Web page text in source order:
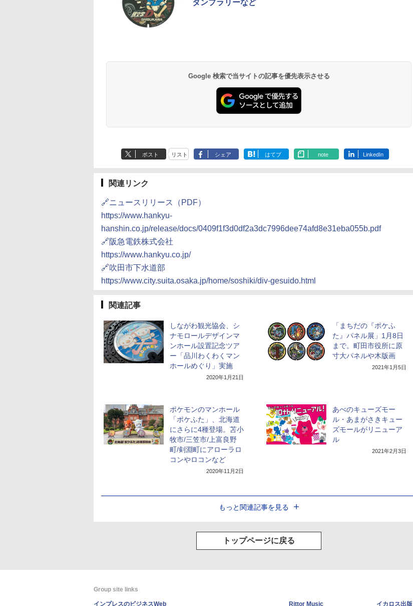
10,450円～
19,541円～
7,950円～
5,758円～
タンプラリーなど
Google 検索で当サイトの記事を優先表示させる
ポスト リスト シェア はてブ note LinkedIn
関連リンク
🔗ニュースリリース（PDF）
https://www.hankyu-
hanshin.co.jp/release/docs/0409f1f3d0df2a3dc7996dee74afd8e31eba055b.pdf
🔗阪急電鉄株式会社
https://www.hankyu.co.jp/
🔗吹田市下水道部
https://www.city.suita.osaka.jp/home/soshiki/div-gesuido.html
関連記事
しながわ観光協会、シ
ナモロールデザインマ
ンホール設置記念ツア
ー「品川わくわくマン
ホールめぐり」実施
2020年1月21日
「まちだの『ポケふ
た』パネル展」1月8日
まで。町田市役所に原
寸大パネルや木版画
2021年1月5日
ポケモンのマンホール
「ポケふた」、北海道
にさらに4種登場。苫小
牧市/三笠市/上富良野
町/剣淵町にアローラロ
コンやロコンなど
2020年11月2日
あべのキューズモー
ル・あまがさきキュー
ズモールがリニューア
ル
2021年2月3日
もっと関連記事を見る
トップページに戻る
Group site links
インプレスのビジネスWeb Rittor Music イカロス出版